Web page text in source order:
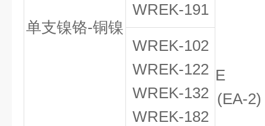
单支镍铬-铜镍
WREK-191
E
(EA-
WREK-102
WREK-122
WREK-132
WREK-182